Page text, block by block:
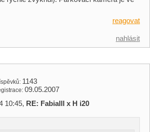
reagovat
nahlásit
1143
09.05.2007
10:45, RE: Fabialll x H i20